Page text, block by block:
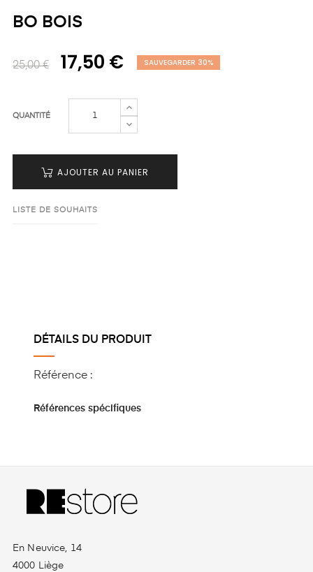
BO BOIS
25,00 € 17,50 € SAUVEGARDER 30%
QUANTITÉ
AJOUTER AU PANIER
LISTE DE SOUHAITS
DÉTAILS DU PRODUIT
Référence :
Références spécifiques
En Neuvice, 14
4000 Liège